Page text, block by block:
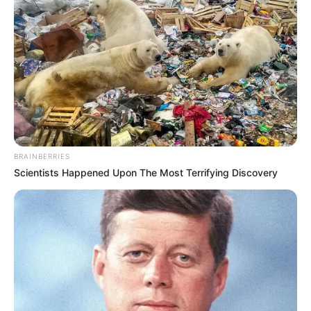
Öffnungszeiten und weitere Informationen über
das Ausflugsziel Kloster Haina:
www.klosterhaina.de
Dieses Ausflugsziel auf der Landkarte mit Routenpla
ner und Parkplätzen
Hotels in der Nähe dieser Sehenswürdigkeit in
Haina (Kloster):
Hotels in Haina (Kloster)
Hotels in Haina (Kloster) auf Hotel.de
suchen und online buchen.
BRAINBERRIES
Scientists Happened Upon The Most Terrifying Discovery